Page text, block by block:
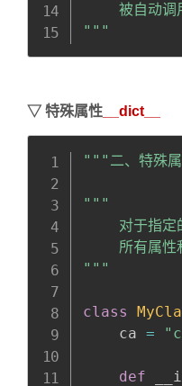
被自动调
"""
▽特殊属性 __dict__
"""二、特殊
"""
对于指定
所有属性
"""
class
    ca
=
def